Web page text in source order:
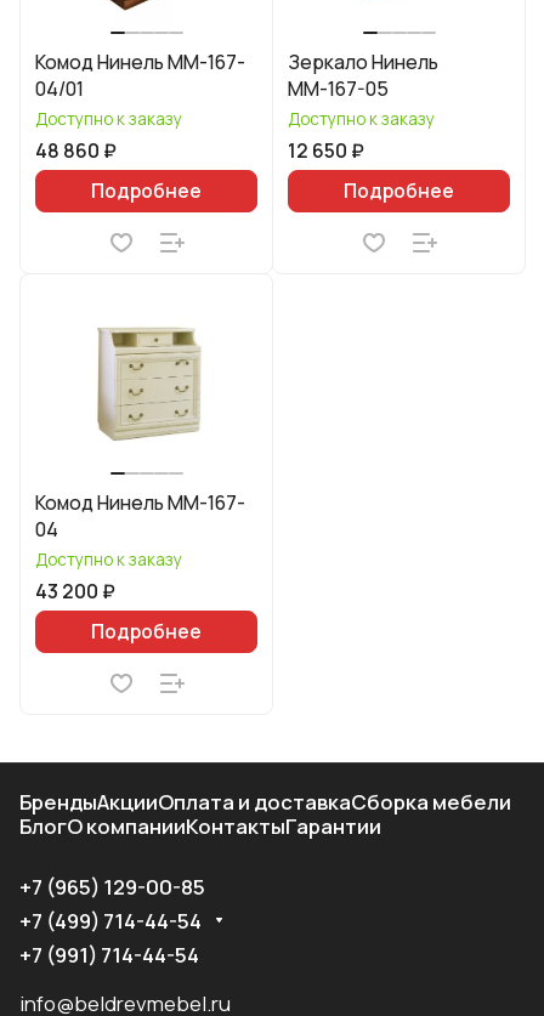
Комод Нинель ММ-167-
04/01
Доступно к заказу
48 860 ₽
Подробнее
Зеркало Нинель
ММ-167-05
Доступно к заказу
12 650 ₽
Подробнее
Комод Нинель ММ-167-
04
Доступно к заказу
43 200 ₽
Подробнее
БрендыАкцииОплата и доставкаСборка мебели
БлогО компанииКонтактыГарантии
+7 (965) 129-00-85
+7 (499) 714-44-54
+7 (991) 714-44-54
info@beldrevmebel.ru